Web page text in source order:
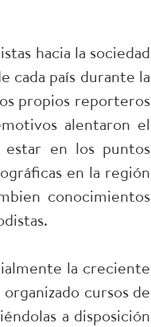
hacia la sociedad
cada país durante la
propios reporteros
alentaron el
estar en los puntos
en la región
conocimientos
la creciente
cursos de
a disposición